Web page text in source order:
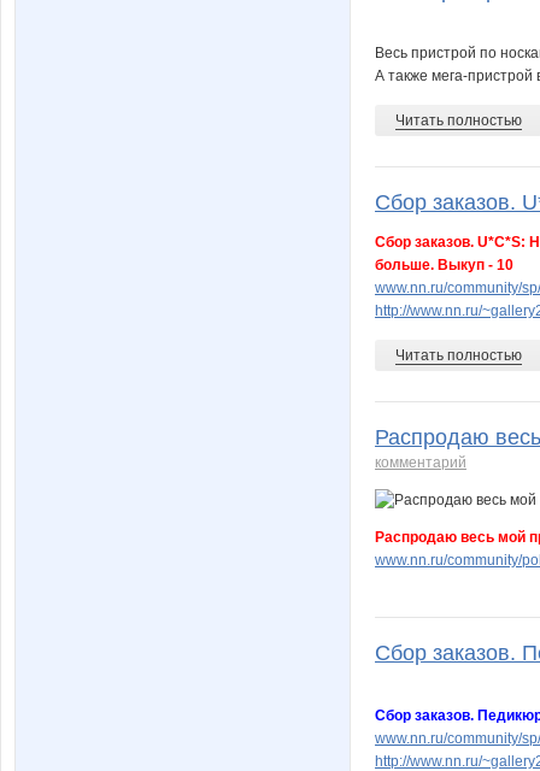
Весь пристрой по
А также мега-пристрой
Читать полностью
Сбор заказов.
Сбор заказов. U*C*S:
больше. Выкуп - 10
www.nn.ru/community/
http://www.nn.ru/
Читать полностью
Распродаю
комментарий
Распродаю весь мой
www.nn.ru/community/
Сбор заказов.
Сбор заказов.
www.nn.ru/community/
http://www.nn.ru/